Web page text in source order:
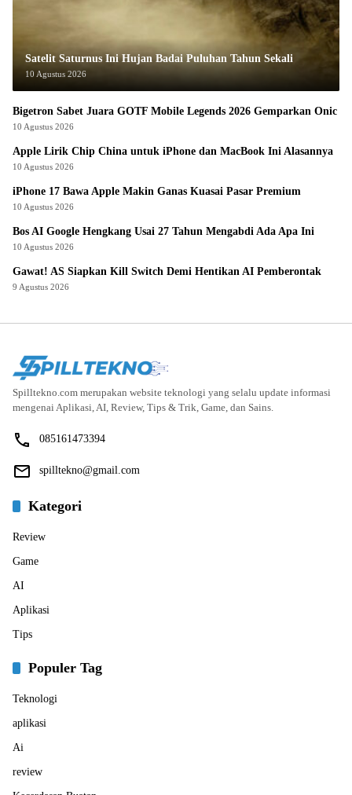
Satelit Saturnus Ini Hujan Badai Puluhan Tahun Sekali
10 Agustus 2026
Bigetron Sabet Juara GOTF Mobile Legends 2026 Gemparkan Onic
10 Agustus 2026
Apple Lirik Chip China untuk iPhone dan MacBook Ini Alasannya
10 Agustus 2026
iPhone 17 Bawa Apple Makin Ganas Kuasai Pasar Premium
10 Agustus 2026
Bos AI Google Hengkang Usai 27 Tahun Mengabdi Ada Apa Ini
10 Agustus 2026
Gawat! AS Siapkan Kill Switch Demi Hentikan AI Pemberontak
9 Agustus 2026
Spilltekno.com merupakan website teknologi yang selalu update informasi
mengenai Aplikasi, AI, Review, Tips & Trik, Game, dan Sains.
085161473394
spilltekno@gmail.com
Kategori
Review
Game
AI
Aplikasi
Tips
Populer Tag
Teknologi
aplikasi
Ai
review